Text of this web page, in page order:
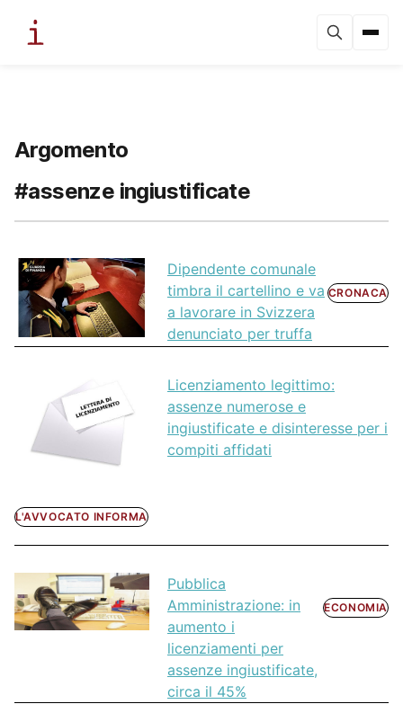
Argomento
#assenze ingiustificate
Dipendente comunale
timbra il cartellino e va
a lavorare in Svizzera
denunciato per truffa
CRONACA
Licenziamento legittimo:
assenze numerose e
ingiustificate e disinteresse per i
compiti affidati
L'AVVOCATO INFORMA
Pubblica
Amministrazione: in
aumento i
licenziamenti per
assenze ingiustificate,
circa il 45%
ECONOMIA